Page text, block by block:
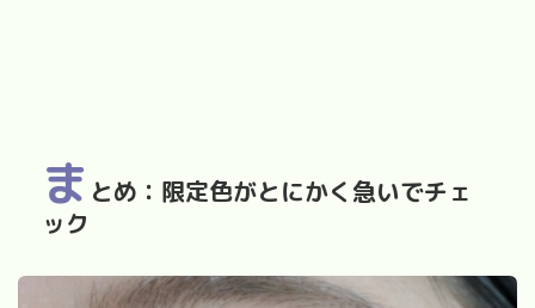
ま とめ：限定色がとにかく急いでチェ
ック